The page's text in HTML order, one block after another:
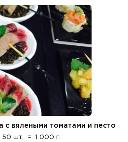
с вялеными томатами и песто
50 шт. = 1 000 г.